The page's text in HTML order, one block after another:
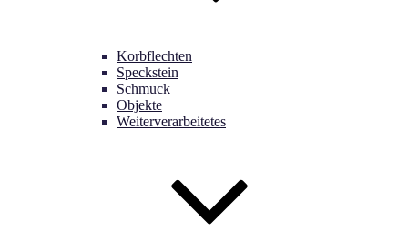
Korbflechten
Speckstein
Schmuck
Objekte
Weiterverarbeitetes